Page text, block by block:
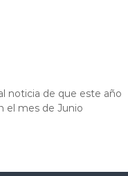
noticia de que este año
el mes de Junio